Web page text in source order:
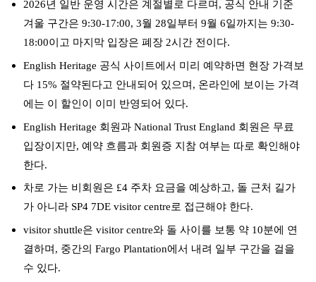
2026년 일반 운영 시간은 계절별로 다르며, 공식 안내 기준
겨울 구간은 9:30-17:00, 3월 28일부터 9월 6일까지는 9:30-
18:00이고 마지막 입장은 폐장 2시간 전이다.
English Heritage 공식 사이트에서 미리 예약하면 현장 가격보
다 15% 절약된다고 안내되어 있으며, 온라인에 보이는 가격
에는 이 할인이 이미 반영되어 있다.
English Heritage 회원과 National Trust England 회원은 무료
입장이지만, 예약 흐름과 회원증 지참 여부는 따로 확인해야
한다.
차로 가는 비회원은 £4 주차 요금을 예상하고, 돌 근처 길가
가 아니라 SP4 7DE visitor centre로 접근해야 한다.
visitor shuttle은 visitor centre와 돌 사이를 보통 약 10분에 연
결하며, 중간의 Fargo Plantation에서 내려 일부 구간을 걸을
수 있다.